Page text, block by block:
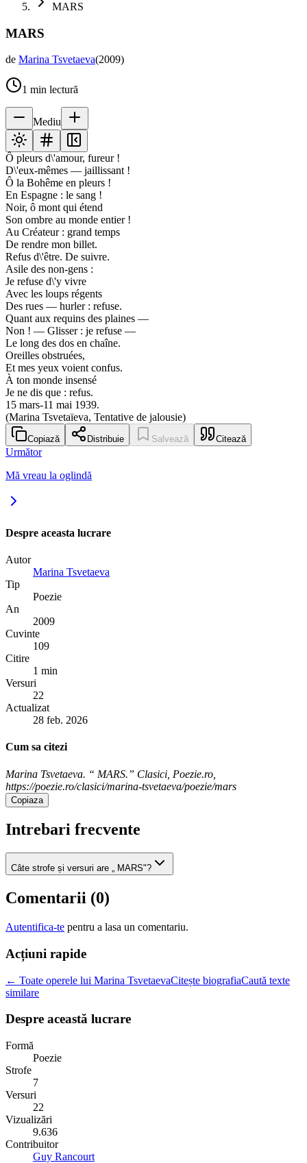
MARS
MARS
de Marina Tsvetaeva(2009)
1 min lectură
Mediu
Ô pleurs d\'amour, fureur !
D\'eux-mêmes — jaillissant !
Ô la Bohême en pleurs !
En Espagne : le sang !
Noir, ô mont qui étend
Son ombre au monde entier !
Au Créateur : grand temps
De rendre mon billet.
Refus d\'être. De suivre.
Asile des non-gens :
Je refuse d\'y vivre
Avec les loups régents
Des rues — hurler : refuse.
Quant aux requins des plaines —
Non ! — Glisser : je refuse —
Le long des dos en chaîne.
Oreilles obstruées,
Et mes yeux voient confus.
À ton monde insensé
Je ne dis que : refus.
15 mars-11 mai 1939.
(Marina Tsvetaïeva, Tentative de jalousie)
Copiază Distribuie Salvează Citează
Următor
Mă vreau la oglindă
Despre aceasta lucrare
Autor
Marina Tsvetaeva
Tip
Poezie
An
2009
Cuvinte
109
Citire
1 min
Versuri
22
Actualizat
28 feb. 2026
Cum sa citezi
Marina Tsvetaeva. “ MARS.” Clasici, Poezie.ro,
https://poezie.ro/clasici/marina-tsvetaeva/poezie/mars
Copiaza
Intrebari frecvente
Câte strofe și versuri are „ MARS"?
Comentarii (0)
Autentifica-te pentru a lasa un comentariu.
Acțiuni rapide
← Toate operele lui Marina TsvetaevaCitește biografiaCaută texte
similare
Despre această lucrare
Formă
Poezie
Strofe
7
Versuri
22
Vizualizări
9.636
Contribuitor
Guy Rancourt